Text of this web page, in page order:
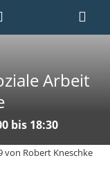
Arbeit
bis 18:30
von Robert Kneschke